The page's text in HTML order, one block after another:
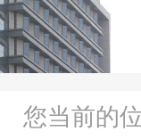
您当前的